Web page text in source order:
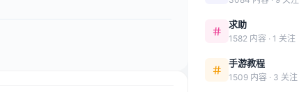
求助
1582 内容 · 1 关注
手游教程
1509 内容 · 3 关注